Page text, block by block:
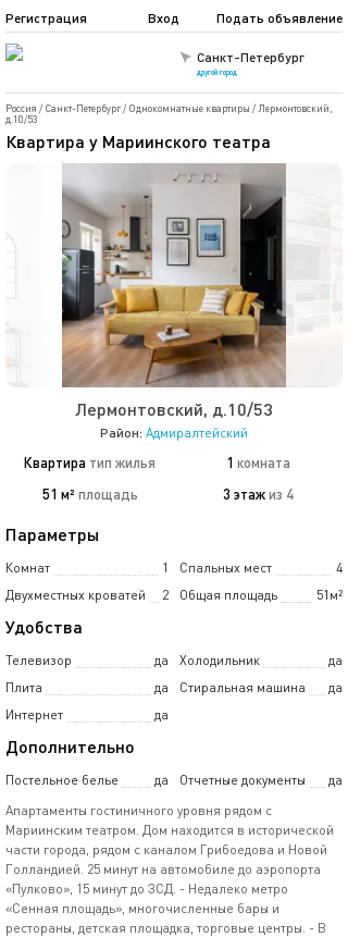
Санкт-Петербург
другой город
Подать объявление
Регистрация Вход
Россия / Санкт-Петербург/ Однокомнатные квартиры / Лермонтовский,
д.10/53
Квартира у Мариинского театра
Лермонтовский, д.10/53
Район: Адмиралтейский
Квартира тип жилья 1 комната
51 м² площадь 3 этажиз 4
Параметры
Комнат 1 Спальных мест
4
Двухместных кроватей
2 Общая площадь 51м²
Удобства
Телевизор да Холодильник
да
Плита
да Стиральная машина
да
Интернет
да
Дополнительно
Постельное белье да Отчетные документы
да
Апартаменты гостиничного уровня рядом с
Мариинским театром. Дом находится в исторической
части города, рядом с каналом Грибоедова и Новой
Голландией. 25 минут на автомобиле до аэропорта
«Пулково», 15 минут до ЗСД. - Недалеко метро
«Сенная площадь», многочисленные бары и
рестораны, детская площадка, торговые центры. - В